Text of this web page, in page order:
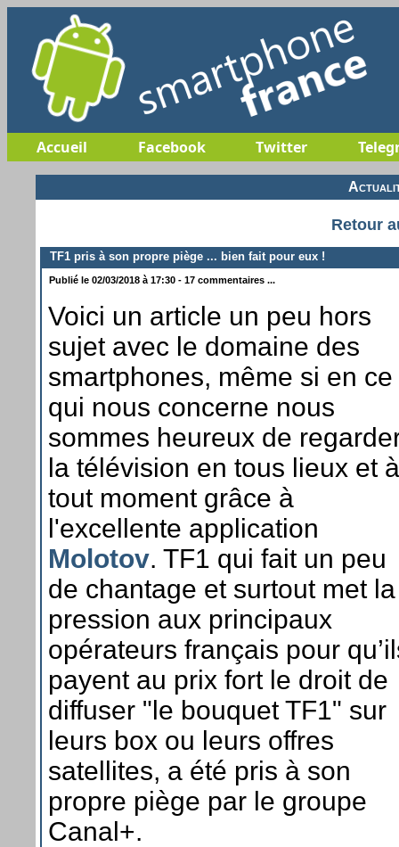
Accueil Facebook Twitter
Retour
TF1 pris à son propre piège ... bien fait pour eux !
Publié le 02/03/2018 à 17:30 - 17 commentaires ...
Voici un article un peu hors
sujet avec le domaine des
smartphones, même si en ce
qui nous concerne nous
sommes heureux de
la télévision en tous lieux et à
tout moment grâce à
l'excellente application
Molotov. TF1 qui fait un peu
de chantage et surtout met la
pression aux principaux
opérateurs français pour
payent au prix fort le droit de
diffuser "le bouquet TF1" sur
leurs box ou leurs offres
satellites, a été pris à son
propre piège par le groupe
Canal+.